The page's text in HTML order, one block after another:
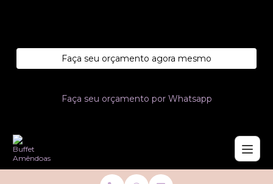
Faça seu orçamento agora mesmo
Faça seu orçamento por Whatsapp